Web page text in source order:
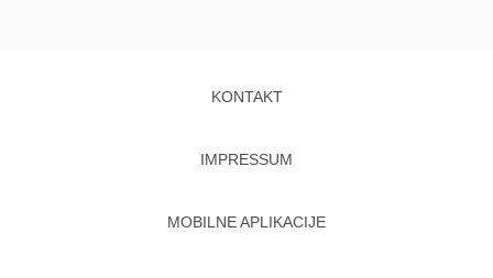
KONTAKT
IMPRESSUM
MOBILNE APLIKACIJE